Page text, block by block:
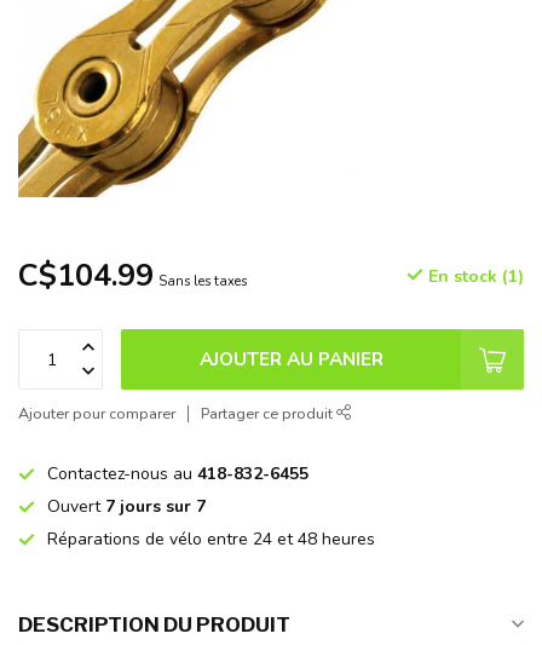
C$104.99 Sans les taxes En stock (1)
AJOUTER AU PANIER
Ajouter pour comparer Partager ce produit
Contactez-nous au 418-832-6455
Ouvert 7 jours sur 7
Réparations de vélo entre 24 et 48 heures
DESCRIPTION DU PRODUIT